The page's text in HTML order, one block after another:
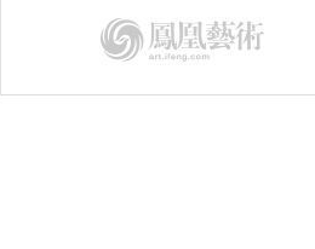
第二届深圳“琵鹭杯”丨演讲嘉宾